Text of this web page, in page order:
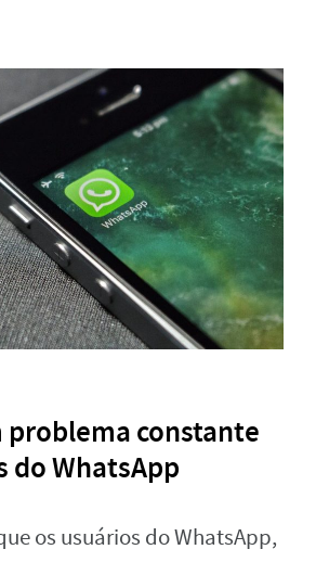
problema constante
do WhatsApp
os usuários do WhatsApp,